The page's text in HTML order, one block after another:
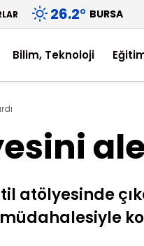
26.2° BURSA
Bilim, Teknoloji
atölyesinde